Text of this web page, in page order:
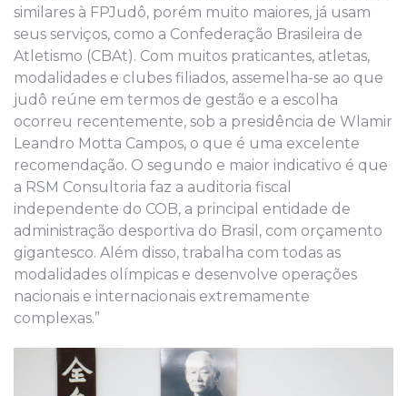
similares à FPJudô, porém muito maiores, já usam
seus serviços, como a Confederação Brasileira de
Atletismo (CBAt). Com muitos praticantes, atletas,
modalidades e clubes filiados, assemelha-se ao que
judô reúne em termos de gestão e a escolha
ocorreu recentemente, sob a presidência de Wlamir
Leandro Motta Campos, o que é uma excelente
recomendação. O segundo e maior indicativo é que
a RSM Consultoria faz a auditoria fiscal
independente do COB, a principal entidade de
administração desportiva do Brasil, com orçamento
gigantesco. Além disso, trabalha com todas as
modalidades olímpicas e desenvolve operações
nacionais e internacionais extremamente
complexas.”